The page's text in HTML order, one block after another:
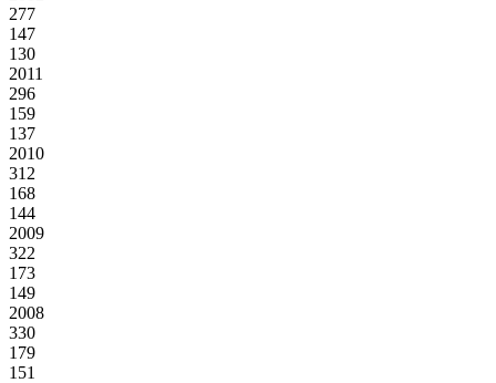
277
147
130
2011
296
159
137
2010
312
168
144
2009
322
173
149
2008
330
179
151